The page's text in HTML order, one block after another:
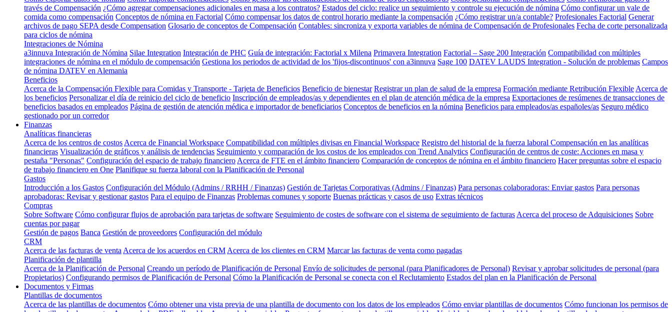
través de Compensación ¿Cómo agregar compensaciones adicionales en masa a los contratos? Estados del ciclo: realice un seguimiento y controle su ejecución de nómina Cómo configurar un vale de
comida como compensación Conceptos de nómina en Factorial Cómo compensar los datos de control horario mediante la compensación ¿Cómo registrar un/a contable? Profesionales Factorial Generar
archivos de pago SEPA desde Compensation Glosario de conceptos de Compensación Contables: sincroniza y exporta variables de nómina de Compensación de Profesionales Fecha de corte personalizada
para ciclos de nómina
Integraciones de Nómina
a3innuva Integración de Nómina Silae Integration Integración de PHC Guía de integración: Factorial x Milena Primavera Integration Factorial – Sage 200 Integración Compatibilidad con múltiples
integraciones de nómina en el módulo de compensación Gestiona los periodos de actividad de los 'fijos-discontinuos' con a3innuva Sage 100 DATEV LAUDS Integration - Solución de problemas Campos
de nómina DATEV en Alemania
Beneficios
Acerca de la Compensación Flexible para Comidas y Transporte - Tarjeta de Beneficios Beneficio de bienestar Registrar un plan de salud de la empresa Formación mediante Retribución Flexible Acerca de
los beneficios Personalizar el día de reinicio del ciclo de beneficio Inscripción de empleados/as y dependientes en el plan de atención médica de la empresa Exportaciones de resúmenes de transacciones de
beneficios basados en empleados Página de gestión de atención médica e importador de beneficiarios Conceptos de beneficios en la nómina Beneficios para empleados/as españoles/as Seguro médico
gestionado por un corredor
Finanzas
Analíticas financieras
Acerca de los centros de costos Acerca de Financial Workspace Compatibilidad con múltiples divisas en Financial Workspace Registro del historial de la fuerza laboral Compensación en las analíticas
financieras Visualización de gráficos y análisis de tendencias Seguimiento y comparación de los costos de los empleados con Trend Analytics Configuración de centros de coste: Acciones en masa y
pestaña "Personas" Configuración del espacio de trabajo financiero Acerca de FTE en el ámbito financiero Comparación de conceptos de nómina en el ámbito financiero Hacer preguntas sobre el espacio
de trabajo financiero en One Planifique su fuerza laboral con la Planificación de Personal
Gastos
Introducción a los Gastos Configuración del Módulo (Admins / RRHH / Finanzas) Gestión de Tarjetas Corporativas (Admins / Finanzas) Para personas colaboradoras: Enviar gastos Para personas
aprobadoras: Revisar y gestionar gastos Para el equipo de Finanzas Problemas comunes y soporte Buenas prácticas y casos de uso Extras técnicos
Compras
Sobre Software Cómo configurar flujos de aprobación para tarjetas de software Seguimiento de costes de software con el sistema de seguimiento de facturas Acerca del proceso de Adquisiciones Sobre
cuentas por pagar
Gestión de pagos Banca Gestión de proveedores Configuración del módulo
CRM
Acerca de las facturas de venta Acerca de los acuerdos en CRM Acerca de los clientes en CRM Marcar las facturas de venta como pagadas
Planificación de plantilla
Acerca de la Planificación de Personal Creando un período de Planificación de Personal Envío de solicitudes de personal (para Planificadores de Personal) Revisar y aprobar solicitudes de personal (para
Propietarios) Configurando permisos de Planificación de Personal Cómo la Planificación de Personal se conecta con el Reclutamiento Estados del plan en la Planificación de Personal
Documentos y Firmas
Plantillas de documentos
Acerca de las plantillas de documentos Cómo obtener una vista previa de una plantilla de documento con los datos de los empleados Cómo enviar plantillas de documentos Cómo funcionan los permisos de